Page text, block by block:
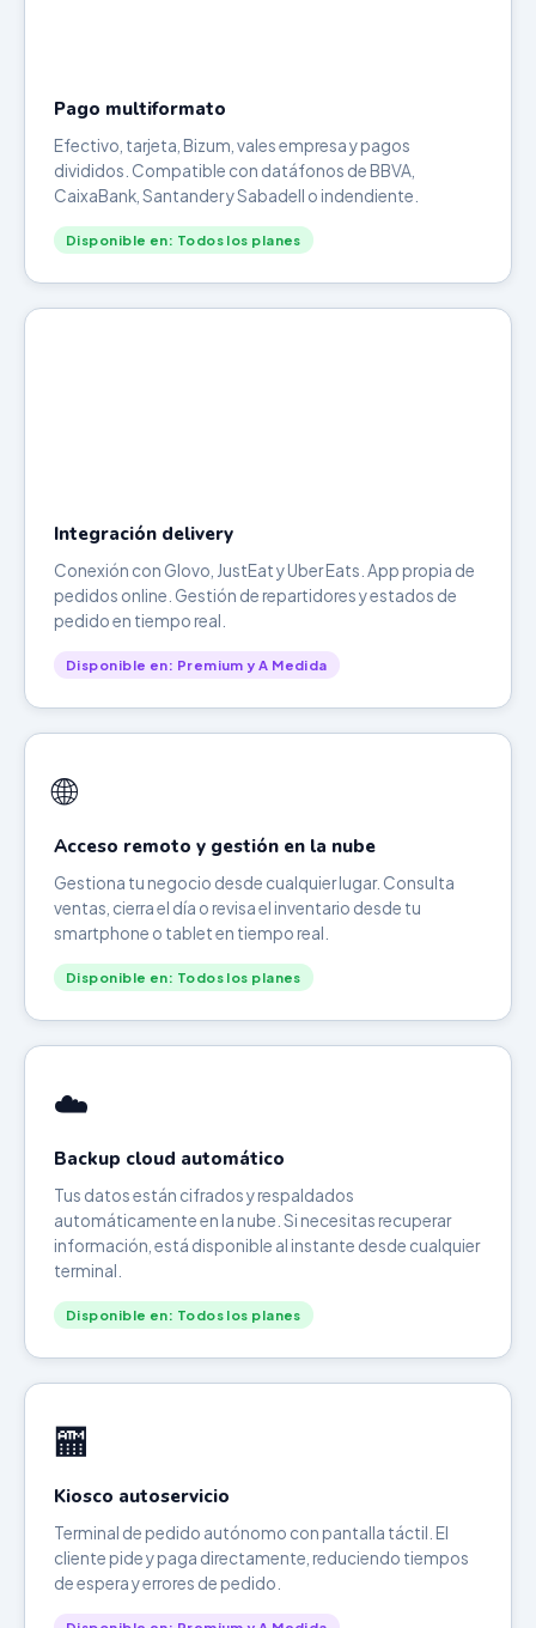
Pago multiformato
Efectivo, tarjeta, Bizum, vales empresa y pagos
divididos. Compatible con datáfonos de BBVA,
CaixaBank, Santander y Sabadell o indendiente.
Disponible en: Todos los planes
Integración delivery
Conexión con Glovo, JustEat y Uber Eats. App propia de
pedidos online. Gestión de repartidores y estados de
pedido en tiempo real.
Disponible en: Premium y A Medida
🌐
Acceso remoto y gestión en la nube
Gestiona tu negocio desde cualquier lugar. Consulta
ventas, cierra el día o revisa el inventario desde tu
smartphone o tablet en tiempo real.
Disponible en: Todos los planes
☁️
Backup cloud automático
Tus datos están cifrados y respaldados
automáticamente en la nube. Si necesitas recuperar
información, está disponible al instante desde cualquier
terminal.
Disponible en: Todos los planes
🏧
Kiosco autoservicio
Terminal de pedido autónomo con pantalla táctil. El
cliente pide y paga directamente, reduciendo tiempos
de espera y errores de pedido.